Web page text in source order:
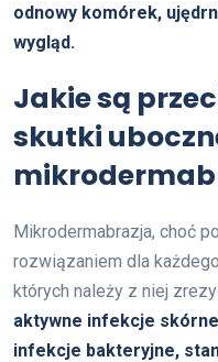
odnowy komórek,
wygląd.
Jakie są
skutki
Mikrodermabrazja, choć
rozwiązaniem dla
których należy z niej
aktywne infekcje
infekcje bakteryjne,